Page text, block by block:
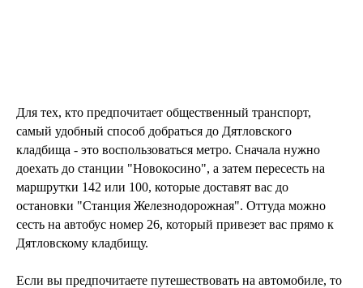
Для тех, кто предпочитает общественный транспорт,
самый удобный способ добраться до Дятловского
кладбища - это воспользоваться метро. Сначала нужно
доехать до станции "Новокосино", а затем пересесть на
маршрутки 142 или 100, которые доставят вас до
остановки "Станция Железнодорожная". Оттуда можно
сесть на автобус номер 26, который привезет вас прямо к
Дятловскому кладбищу.
Если вы предпочитаете путешествовать на автомобиле, то